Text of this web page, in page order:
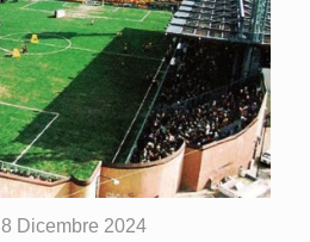
8 Dicembre 2024